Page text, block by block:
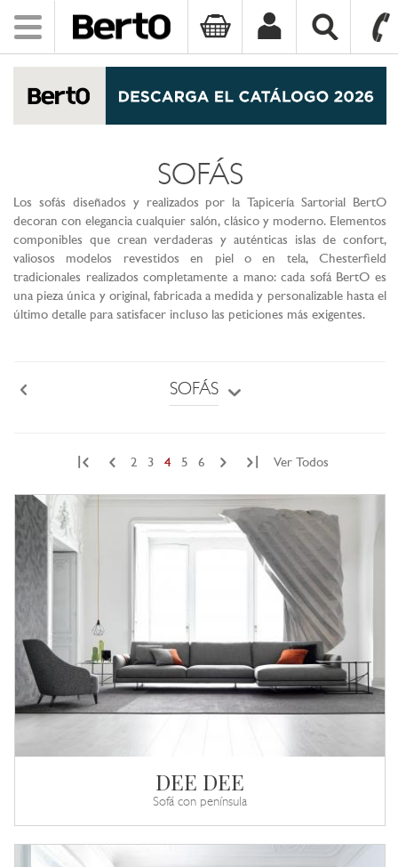
Toggle
navigation
SOFÁS
Los sofás diseñados y realizados por la Tapicería Sartorial BertO
decoran con elegancia cualquier salón, clásico y moderno. Elementos
componibles que crean verdaderas y auténticas islas de confort,
valiosos modelos revestidos en piel o en tela, Chesterfield
tradicionales realizados completamente a mano: cada sofá BertO es
una pieza única y original, fabricada a medida y personalizable hasta el
último detalle para satisfacer incluso las peticiones más exigentes.
SOFÁS
2 3 4 5 6 Ver Todos
DEE DEE
Sofá con península